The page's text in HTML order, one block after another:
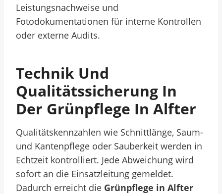
Leistungsnachweise und
Fotodokumentationen für interne Kontrollen
oder externe Audits.
Technik Und
Qualitätssicherung In
Der Grünpflege In Alfter
Qualitätskennzahlen wie Schnittlänge, Saum-
und Kantenpflege oder Sauberkeit werden in
Echtzeit kontrolliert. Jede Abweichung wird
sofort an die Einsatzleitung gemeldet.
Dadurch erreicht die Grünpflege in Alfter